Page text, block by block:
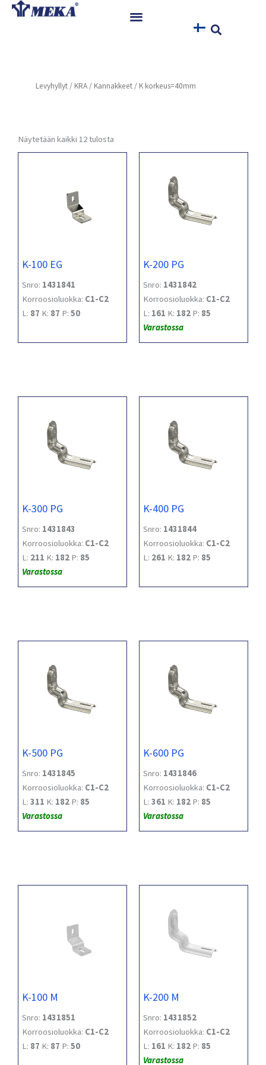
Siirry
Referenssit
Yhteystiedot
Levyhyllyt / KRA / Kannakkeet / K korkeus=40mm
Näytetään kaikki 12 tulosta
K-100 EG
Snro: 1431841
Korroosioluokka: C1-C2
L: 87 K: 87 P: 50
K-200 PG
Snro: 1431842
Korroosioluokka: C1-C2
L: 161 K: 182 P: 85
Varastossa
K-300 PG
Snro: 1431843
Korroosioluokka: C1-C2
L: 211 K: 182 P: 85
Varastossa
K-400 PG
Snro: 1431844
Korroosioluokka: C1-C2
L: 261 K: 182 P: 85
K-500 PG
Snro: 1431845
Korroosioluokka: C1-C2
L: 311 K: 182 P: 85
Varastossa
K-600 PG
Snro: 1431846
Korroosioluokka: C1-C2
L: 361 K: 182 P: 85
Varastossa
K-100 M
Snro: 1431851
Korroosioluokka: C1-C2
L: 87 K: 87 P: 50
K-200 M
Snro: 1431852
Korroosioluokka: C1-C2
L: 161 K: 182 P: 85
Varastossa